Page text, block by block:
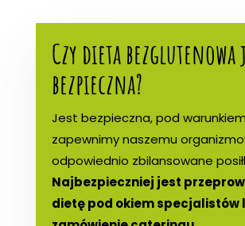
Czy dieta bezglutenowa
bezpieczna?
Jest bezpieczna, pod
zapewnimy naszemu
odpowiednio zbilansowane
Najbezpieczniej jest
dietę pod okiem specjalistów